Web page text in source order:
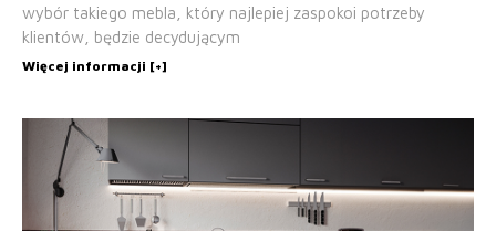
wybór takiego mebla, który najlepiej zaspokoi potrzeby
klientów, będzie decydującym
Więcej informacji [+]